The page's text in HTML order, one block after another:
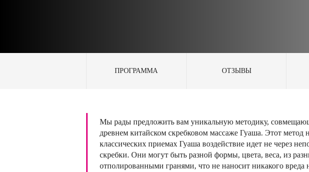
ПРОГРАММА ОТЗЫВЫ
Мы рады предложить вам уникальную методику,
древнем китайском скребковом массаже Гуаша. Этот
классических приемах Гуаша воздействие идет не через
скребки. Они могут быть разной формы, цвета, веса, из
отполированными гранями, что не наносит никакого вреда